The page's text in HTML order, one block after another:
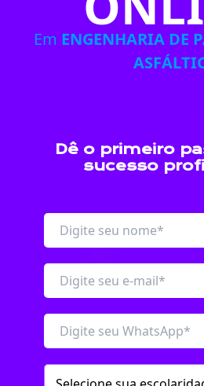
Em ENGENHARIA DE
Dê o primeiro
sucesso